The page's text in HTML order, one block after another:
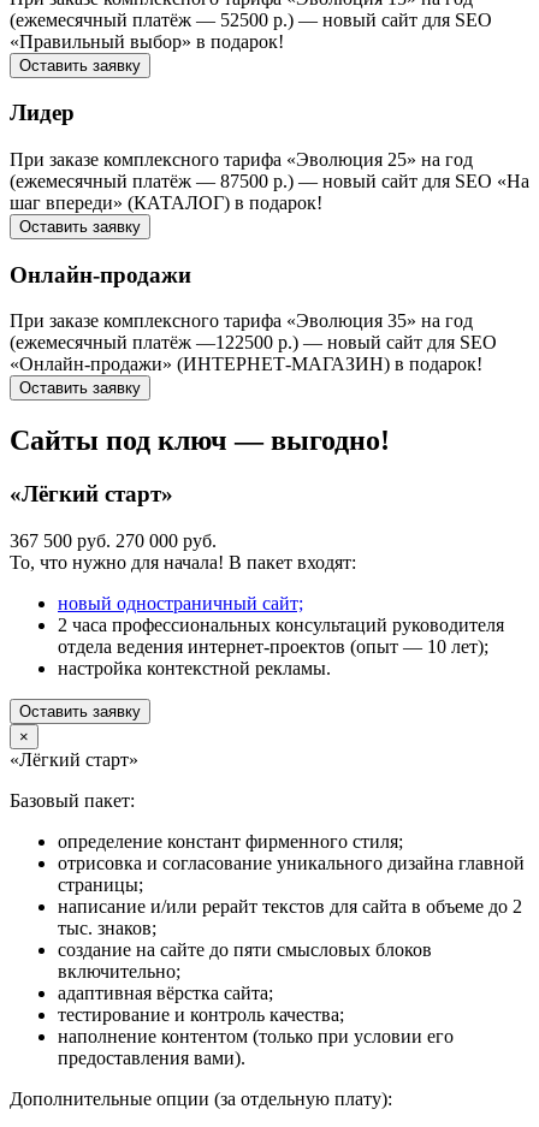
(ежемесячный платёж — 52500 р.) — новый сайт для SEO
«Правильный выбор» в подарок!
Оставить заявку
Лидер
При заказе комплексного тарифа «Эволюция 25» на год
(ежемесячный платёж — 87500 р.) — новый сайт для SEO «На
шаг впереди» (КАТАЛОГ) в подарок!
Оставить заявку
Онлайн-продажи
При заказе комплексного тарифа «Эволюция 35» на год
(ежемесячный платёж —122500 р.) — новый сайт для SEO
«Онлайн-продажи» (ИНТЕРНЕТ-МАГАЗИН) в подарок!
Оставить заявку
Сайты под ключ — выгодно!
«Лёгкий старт»
367 500 руб. 270 000 руб.
То, что нужно для начала! В пакет входят:
новый одностраничный сайт;
2 часа профессиональных консультаций руководителя
отдела ведения интернет-проектов (опыт — 10 лет);
настройка контекстной рекламы.
Оставить заявку
×
«Лёгкий старт»
Базовый пакет:
определение констант фирменного стиля;
отрисовка и согласование уникального дизайна главной
страницы;
написание и/или рерайт текстов для сайта в объеме до 2
тыс. знаков;
создание на сайте до пяти смысловых блоков
включительно;
адаптивная вёрстка сайта;
тестирование и контроль качества;
наполнение контентом (только при условии его
предоставления вами).
Дополнительные опции (за отдельную плату):